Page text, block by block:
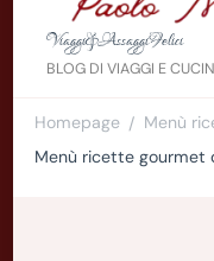
Viaggi&AssaggiFelici
BLOG DI VIAGGI E
Homepage / Menù
Menù ricette gourmet